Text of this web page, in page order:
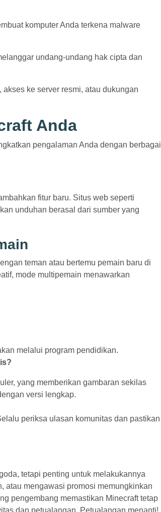
komputer Anda terkena malware
undang-undang hak cipta dan
ke server resmi, atau dukungan
Anda
pengalaman Anda dengan berbagai
fitur baru. Situs web seperti
unduhan berasal dari sumber yang
teman atau bertemu pemain baru di
mode multipemain menawarkan
melalui program pendidikan.
yang memberikan gambaran sekilas
versi lengkap.
periksa ulasan komunitas dan pastikan
tetapi penting untuk melakukannya
atau mengawasi promosi memungkinkan
pengembang memastikan Minecraft tetap
dan petualangan. Petualangan menanti!